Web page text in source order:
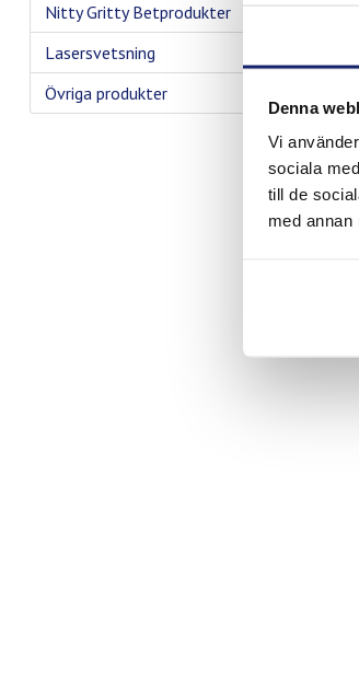
Denna
Vi
sociala
till de
med
Nitty Gritty Betprodukter
Lasersvetsning
Övriga produkter